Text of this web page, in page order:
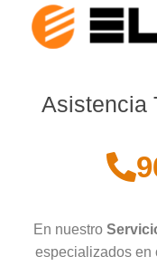
Asistencia
En nuestro
especializados en